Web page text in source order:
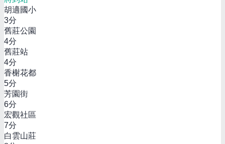
胡適國小
3分
舊莊公園
4分
舊莊站
4分
香榭花都
5分
芳園街
6分
宏觀社區
7分
白雲山莊